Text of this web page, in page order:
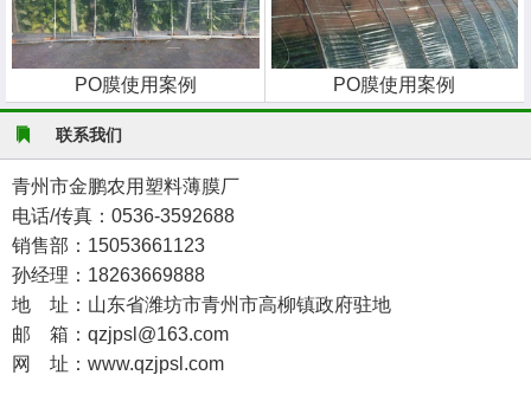
PO膜使用案例 PO膜使用案例
联系我们
青州市金鹏农用塑料薄膜厂
电话/传真：0536-3592688
销售部：15053661123
孙经理：18263669888
地 址：山东省潍坊市青州市高柳镇政府驻地
邮 箱：qzjpsl@163.com
网 址：www.qzjpsl.com